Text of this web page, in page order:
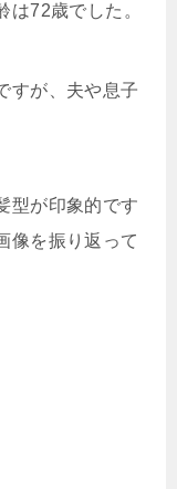
は72歳でした。
すが、夫や息子
型が印象的です
像を振り返って